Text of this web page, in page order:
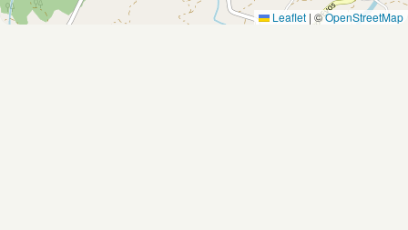
Leaflet | ©OpenStreetMap